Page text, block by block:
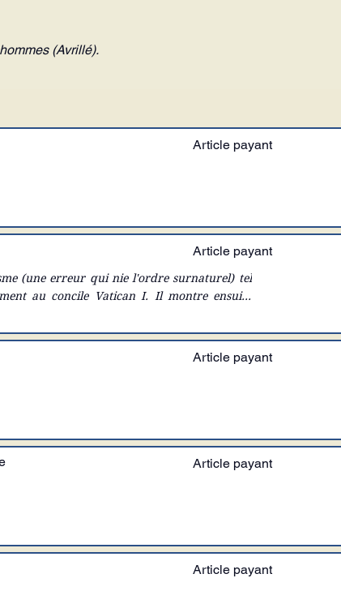
(Avrillé).
Article payant
Article payant
(une erreur qui nie l'ordre surnaturel) tel
au concile Vatican I. Il montre ensuite
maçonnerie qui fut la principale instigatrice
Article payant
Article payant
Article payant